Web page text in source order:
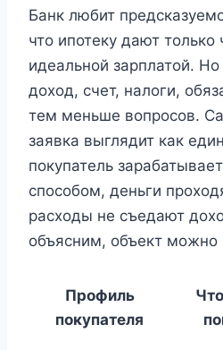
Банк любит
что ипотеку дают только
идеальной зарплатой.
доход, счет, налоги,
тем меньше вопросов.
заявка выглядит как
покупатель
способом, деньги
расходы не съедают
объясним, объект можно
Профиль
покупателя